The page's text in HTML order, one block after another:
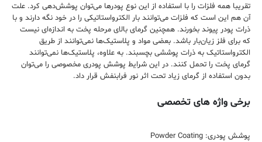
تقریبا همه فلزات را با استفاده از این نوع پودرها می‌توان پوشش‌دهی کرد. علت
آن هم این است که فلزات می‌توانند بار الکترواستاتیکی را در خود نگه دارند و با
ذرات پودر پیوند بخورند. همچنین گرمای بالای مرحله پخت به اندازه‌ای نیست
که برای فلز زیان‌بار باشد. بعضی مواد و پلاستیک‌ها نمی‌توانند از طریق
الکترواستاتیک به ذرات پوششی بچسبند. به علاوه، پلاستیک‌ها نمی‌توانند
گرمای پخت را تحمل کنند. در این شرایط پوشش پودری مخصوصی را می‌توان
بدون استفاده از گرمای زیاد تحت اثر نور فرابنفش قرار داد.
برخی واژه های تخصصی
پوشش پودری: Powder Coating